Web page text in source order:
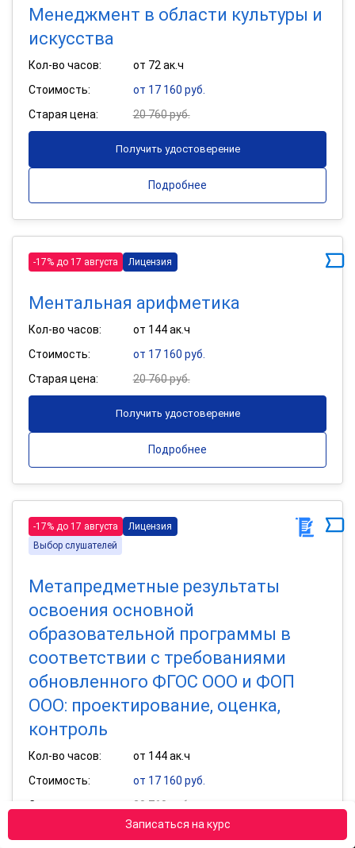
Записаться на курс
Менеджмент в области культуры и
искусства
Кол-во часов:
от 72 ак.ч
Стоимость:
от 17 160 руб.
Старая цена:
20 760 руб.
Получить удостоверение
Подробнее
-17% до 17 августа Лицензия
Ментальная арифметика
Кол-во часов:
от 144 ак.ч
Стоимость:
от 17 160 руб.
Старая цена:
20 760 руб.
Получить удостоверение
Подробнее
-17% до 17 августа
Лицензия
Выбор слушателей
Метапредметные результаты
освоения основной
образовательной программы в
соответствии с требованиями
обновленного ФГОС ООО и ФОП
ООО: проектирование, оценка,
контроль
Кол-во часов:
от 144 ак.ч
Стоимость:
от 17 160 руб.
Старая цена:
20 760 руб.
Получить удостоверение